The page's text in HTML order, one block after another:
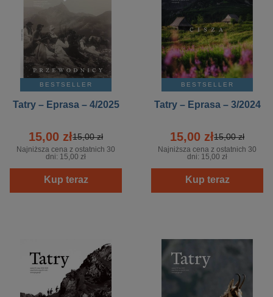
BESTSELLER
Tatry – Eprasa – 4/2025
15,00 zł15,00 zł
Najniższa cena z ostatnich 30
dni: 15,00 zł
Kup teraz
BESTSELLER
Tatry – Eprasa – 3/2024
15,00 zł15,00 zł
Najniższa cena z ostatnich 30
dni: 15,00 zł
Kup teraz